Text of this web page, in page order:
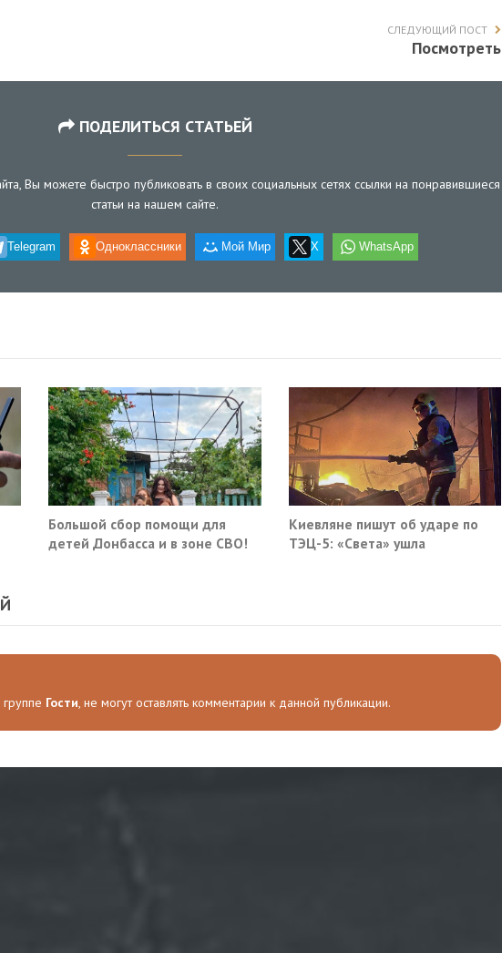
СЛЕДУЮЩИЙ ПОСТ
Посмотреть
ПОДЕЛИТЬСЯ СТАТЬЕЙ
Вы можете быстро публиковать в своих социальных сетях ссылки на понравившиеся
статьи на нашем сайте.
Telegram Одноклассники Мой Мир X WhatsApp
Большой сбор помощи для
детей Донбасса и в зоне СВО!
Киевляне пишут об ударе по
ТЭЦ-5: «Света» ушла
Гости , не могут оставлять комментарии к данной публикации.